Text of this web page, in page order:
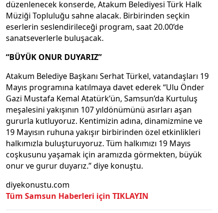
düzenlenecek konserde, Atakum Belediyesi Türk Halk
Müziği Topluluğu sahne alacak. Birbirinden seçkin
eserlerin seslendirileceği program, saat 20.00’de
sanatseverlerle buluşacak.
“BÜYÜK ONUR DUYARIZ”
Atakum Belediye Başkanı Serhat Türkel, vatandaşları 19
Mayıs programına katılmaya davet ederek “Ulu Önder
Gazi Mustafa Kemal Atatürk’ün, Samsun’da Kurtuluş
meşalesini yakışının 107 yıldönümünü asırları aşan
gururla kutluyoruz. Kentimizin adına, dinamizmine ve
19 Mayısın ruhuna yakışır birbirinden özel etkinlikleri
halkımızla buluşturuyoruz. Tüm halkımızı 19 Mayıs
coşkusunu yaşamak için aramızda görmekten, büyük
onur ve gurur duyarız.” diye konuştu.
diyekonustu.com
Tüm Samsun Haberleri için TIKLAYIN